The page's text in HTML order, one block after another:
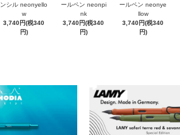
ンシル neonyello
w
3,740円(税340
円)
ールペン neonpi
nk
3,740円(税340
円)
ールペン neonye
llow
3,740円(税340
円)